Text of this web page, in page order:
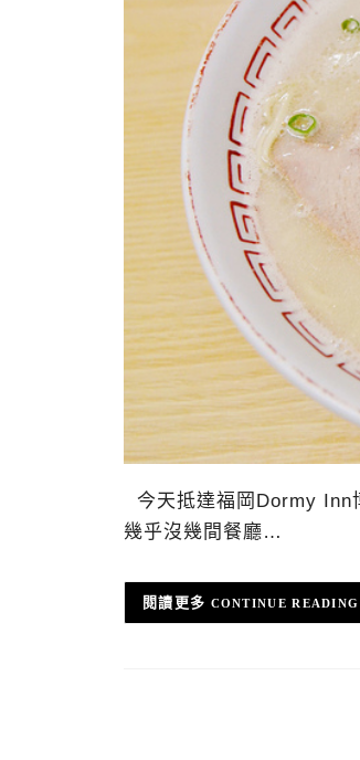
今天抵達福岡Dormy Inn
幾乎沒幾間餐廳…
CONTINUE READING